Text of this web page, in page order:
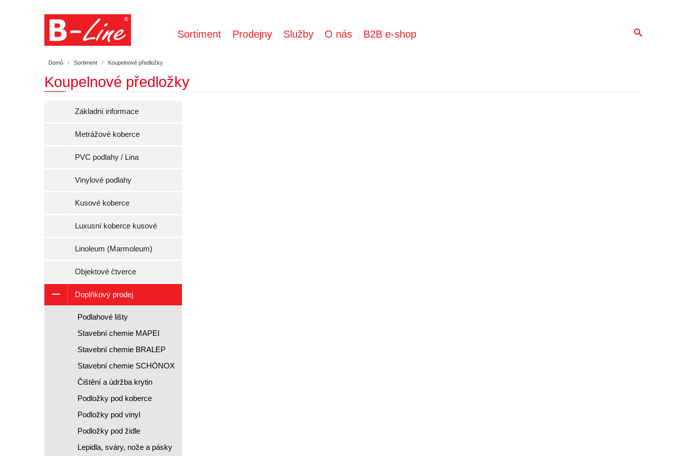
Domů Sortiment Koupelnové předložky
Sortiment Prodejny Služby O nás B2B e-shop
Koupelnové předložky
Základní informace
Metrážové koberce
PVC podlahy / Lina
Vinylové podlahy
Kusové koberce
Luxusní koberce kusové
Linoleum (Marmoleum)
Objektové čtverce
Doplňkový prodej
Podlahové lišty
Stavební chemie MAPEI
Stavební chemie BRALEP
Stavební chemie SCHÖNOX
Čištění a údržba krytin
Podložky pod koberce
Podložky pod vinyl
Podložky pod židle
Lepidla, sváry, nože a pásky